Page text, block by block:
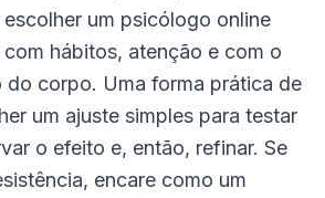
um psicólogo online
hábitos, atenção e com o
do corpo. Uma forma prática de
um ajuste simples para testar
o efeito e, então, refinar. Se
encare como um